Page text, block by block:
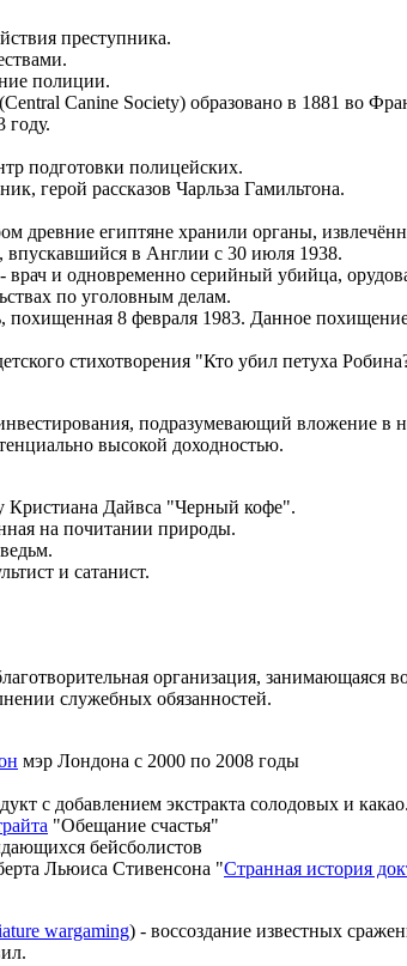
преступника.
полиции.
Canine Society) образовано в 1881 во
году.
подготовки полицейских.
герой рассказов Чарльза Гамильтона.
древние египтяне хранили органы,
впускавшийся в Англии с 30 июля 1938.
и одновременно серийный убийца,
по уголовным делам.
похищенная 8 февраля 1983. Данное
стихотворения "Кто убил петуха
подразумевающий вложение в
высокой доходностью.
Кристиана Дайвса "Черный кофе".
на почитании природы.
и сатанист.
организация, занимающаяся
служебных обязанностей.
мэр Лондона с 2000 по 2008 годы
с добавлением экстракта солодовых и какао.
"Обещание счастья"
бейсболистов
Льюиса Стивенсона "Странная история
wargaming) - воссоздание известных